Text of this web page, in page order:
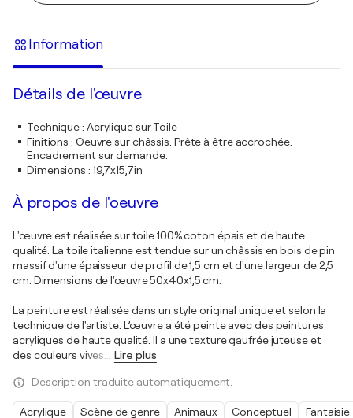
Information
Détails de l'œuvre
Technique: Acrylique sur Toile
Finitions : Oeuvre sur châssis. Prête à être accrochée.
Encadrement sur demande.
Dimensions : 19,7x15,7in
À propos de l'oeuvre
L'œuvre est réalisée sur toile 100% coton épais et de haute
qualité. La toile italienne est tendue sur un châssis en bois de pin
massif d'une épaisseur de profil de 1,5 cm et d'une largeur de 2,5
cm. Dimensions de l'œuvre 50x40x1,5 cm.
La peinture est réalisée dans un style original unique et selon la
technique de l'artiste. L’œuvre a été peinte avec des peintures
acryliques de haute qualité. Il a une texture gaufrée juteuse et
des couleurs vives.
Lire plus
Description traduite automatiquement.
Acrylique Scène de genre Animaux Conceptuel Fantaisie